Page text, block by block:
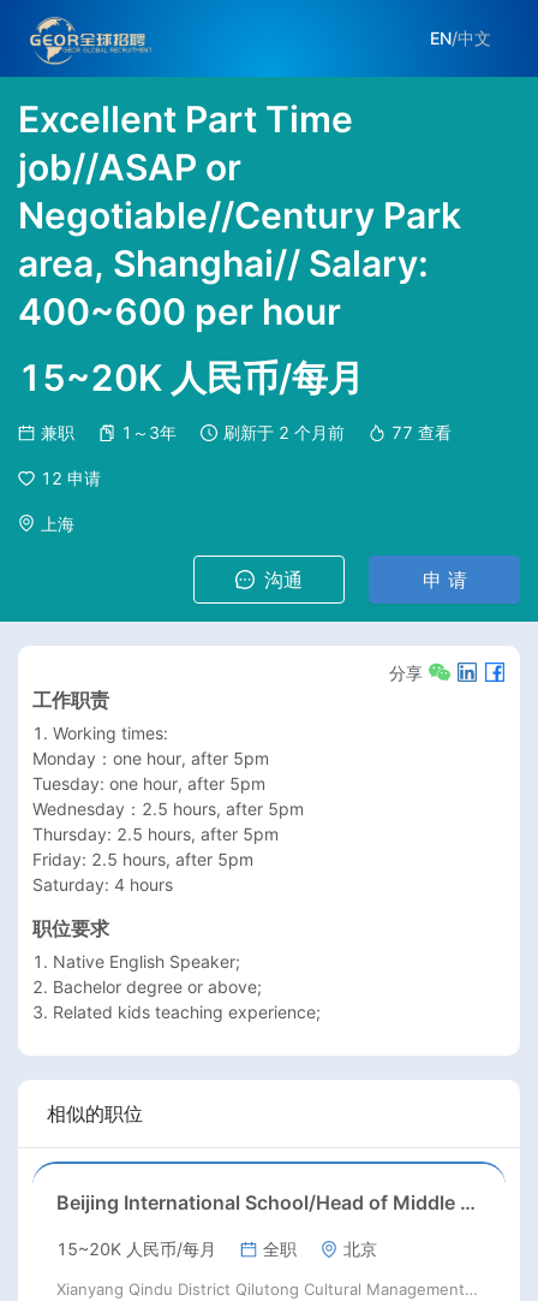
EN/中文
Excellent Part Time
job//ASAP or
Negotiable//Century Park
area, Shanghai// Salary:
400~600 per hour
15~20K 人民币/每月
兼职 1～3年 刷新于 2 个月前 77 查看
12 申请
上海
沟通 申 请
分享
工作职责
1. Working times:
Monday：one hour, after 5pm
Tuesday: one hour, after 5pm
Wednesday：2.5 hours, after 5pm
Thursday: 2.5 hours, after 5pm
Friday: 2.5 hours, after 5pm
Saturday: 4 hours
职位要求
1. Native English Speaker;
2. Bachelor degree or above;
3. Related kids teaching experience;
相似的职位
Beijing International School/Head of Middle School
15~20K 人民币/每月 全职 北京
Xianyang Qindu District Qilutong Cultural Management Consulting Studio